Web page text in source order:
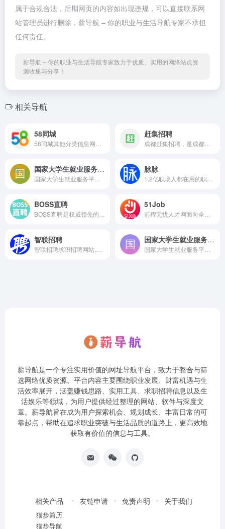
属于合规合法，后期网页的内容如出现违规，可以直接联系网
站管理员进行删除，薪导航 – 你的职业与生活导航专家不承担
任何责任。
薪导航 – 你的职业与生活导航专家致力于优质、实用的网络站点资
源收集与分享！
相关导航
58同城 赶集招聘
国家大学生就业服务平台 脉脉
BOSS直聘 51Job
智联招聘 国家大学生就业服务平台
薪导航是一个专注实用价值的网址导航平台，致力于整合与筛
选网络优质资源。平台内容主要围绕职业发展、财富机遇与生
活效率展开，涵盖赚钱思路、实用工具、求职招聘信息以及生
活娱乐等领域，为用户提供经过整理的网站、软件与深度文
章。薪导航旨在成为用户探索机会、规划成长、丰富日常的可
靠起点，帮助在追求职业突破与生活品质的道路上，更高效地
获取有价值的信息与工具。
相关产品
猫步简历
猫步导航
友链申请 免责声明 关于我们